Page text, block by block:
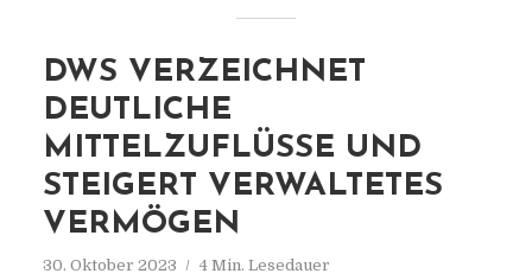
DWS VERZEICHNET
DEUTLICHE
MITTELZUFLÜSSE UND
STEIGERT VERWALTETES
VERMÖGEN
30. Oktober 2023 4 Min. Lesedauer